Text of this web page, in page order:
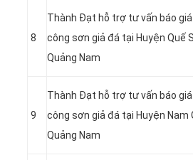
8
Thành Đạt hỗ trợ tư vấn báo
công sơn giả đá tại Huyện Quế
Quảng Nam
9
Thành Đạt hỗ trợ tư vấn báo
công sơn giả đá tại Huyện Nam
Quảng Nam